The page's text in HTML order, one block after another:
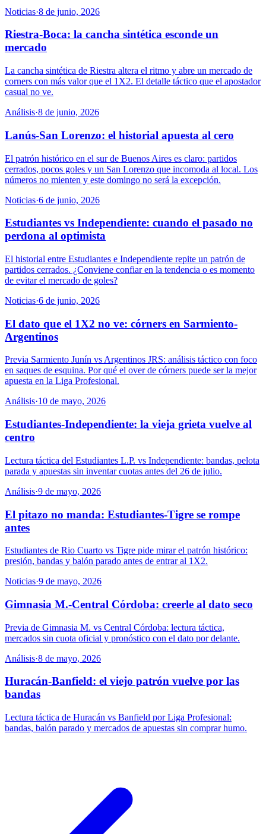
Noticias·8 de junio, 2026
Riestra-Boca: la cancha sintética esconde un
mercado
La cancha sintética de Riestra altera el ritmo y abre un mercado de
corners con más valor que el 1X2. El detalle táctico que el apostador
casual no ve.
Análisis·8 de junio, 2026
Lanús-San Lorenzo: el historial apuesta al cero
El patrón histórico en el sur de Buenos Aires es claro: partidos
cerrados, pocos goles y un San Lorenzo que incomoda al local. Los
números no mienten y este domingo no será la excepción.
Noticias·6 de junio, 2026
Estudiantes vs Independiente: cuando el pasado no
perdona al optimista
El historial entre Estudiantes e Independiente repite un patrón de
partidos cerrados. ¿Conviene confiar en la tendencia o es momento
de evitar el mercado de goles?
Noticias·6 de junio, 2026
El dato que el 1X2 no ve: córners en Sarmiento-
Argentinos
Previa Sarmiento Junín vs Argentinos JRS: análisis táctico con foco
en saques de esquina. Por qué el over de córners puede ser la mejor
apuesta en la Liga Profesional.
Análisis·10 de mayo, 2026
Estudiantes-Independiente: la vieja grieta vuelve al
centro
Lectura táctica del Estudiantes L.P. vs Independiente: bandas, pelota
parada y apuestas sin inventar cuotas antes del 26 de julio.
Análisis·9 de mayo, 2026
El pitazo no manda: Estudiantes-Tigre se rompe
antes
Estudiantes de Rio Cuarto vs Tigre pide mirar el patrón histórico:
presión, bandas y balón parado antes de entrar al 1X2.
Noticias·9 de mayo, 2026
Gimnasia M.-Central Córdoba: creerle al dato seco
Previa de Gimnasia M. vs Central Córdoba: lectura táctica,
mercados sin cuota oficial y pronóstico con el dato por delante.
Análisis·8 de mayo, 2026
Huracán-Banfield: el viejo patrón vuelve por las
bandas
Lectura táctica de Huracán vs Banfield por Liga Profesional:
bandas, balón parado y mercados de apuestas sin comprar humo.